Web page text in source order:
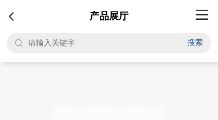
产品展厅
搜索